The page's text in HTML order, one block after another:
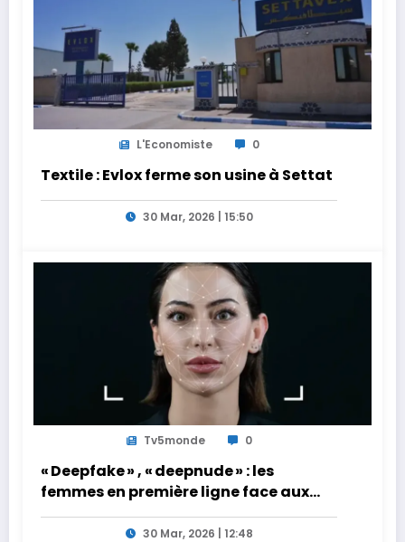
L'Economiste 0
Textile : Evlox ferme son usine à Settat
30 Mar, 2026 | 15:50
Tv5monde 0
« Deepfake » , « deepnude » : les
femmes en première ligne face aux
dangers de l’intelligence artificielle
30 Mar, 2026 | 12:48